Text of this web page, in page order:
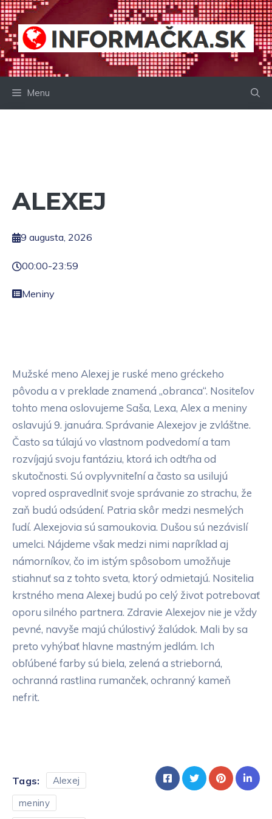
Preskočiť
na
obsah
Menu
ALEXEJ
9 augusta, 2026
00:00-23:59
Meniny
Mužské meno Alexej je ruské meno gréckeho
pôvodu a v preklade znamená „obranca“. Nositeľov
tohto mena oslovujeme Saša, Lexa, Alex a meniny
oslavujú 9. januára. Správanie Alexejov je zvláštne.
Často sa túlajú vo vlastnom podvedomí a tam
rozvíjajú svoju fantáziu, ktorá ich odtŕha od
skutočnosti. Sú ovplyvniteľní a často sa usilujú
vopred ospravedlniť svoje správanie zo strachu, že
zaň budú odsúdení. Patria skôr medzi nesmelých
ľudí. Alexejovia sú samoukovia. Dušou sú nezávislí
umelci. Nájdeme však medzi nimi napríklad aj
námorníkov, čo im istým spôsobom umožňuje
stiahnuť sa z tohto sveta, ktorý odmietajú. Nositelia
krstného mena Alexej budú po celý život potrebovať
oporu silného partnera. Zdravie Alexejov nie je vždy
pevné, navyše majú chúlostivý žalúdok. Mali by sa
preto vyhýbať hlavne mastným jedlám. Ich
obľúbené farby sú biela, zelená a strieborná,
ochranná rastlina rumanček, ochranný kameň
nefrit.
Tags:
Alexej
meniny